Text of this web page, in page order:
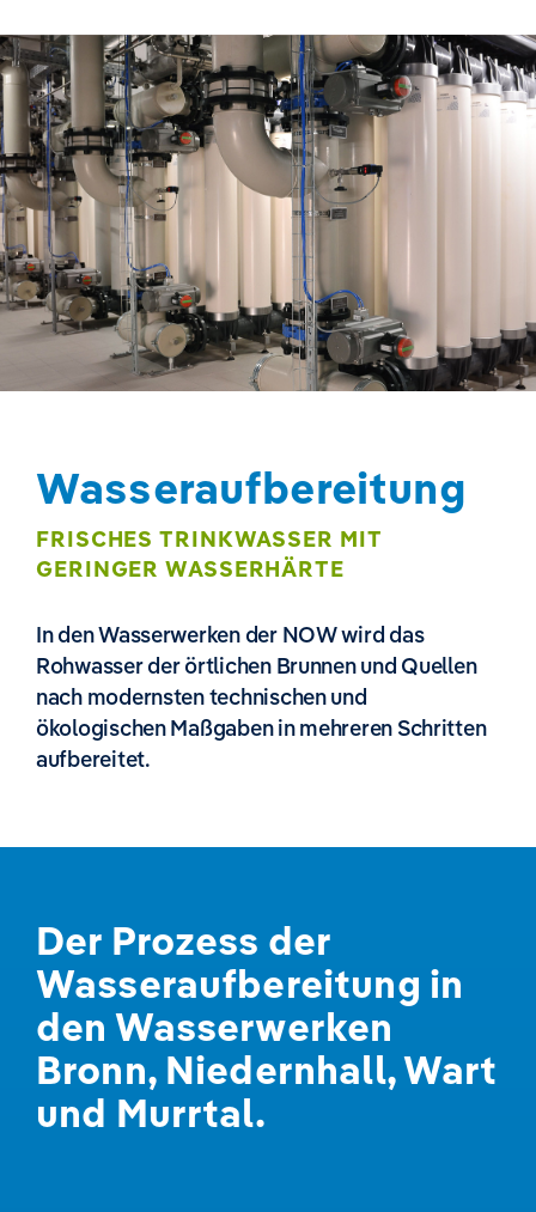
Wasseraufbereitung
FRISCHES TRINKWASSER MIT
GERINGER WASSERHÄRTE
In den Wasserwerken der NOW wird das
Rohwasser der örtlichen Brunnen und Quellen
nach modernsten technischen und
ökologischen Maßgaben in mehreren Schritten
aufbereitet.
Der Prozess der
Wasseraufbereitung in
den Wasserwerken
Bronn, Niedernhall, Wart
und Murrtal.